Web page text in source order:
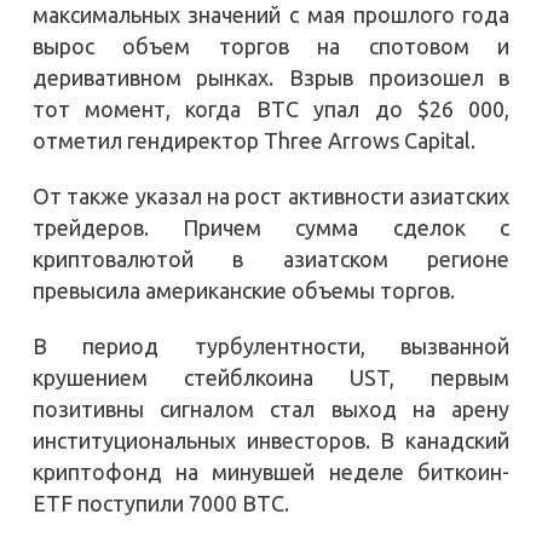
максимальных значений с мая прошлого года
вырос объем торгов на спотовом и
деривативном рынках. Взрыв произошел в
тот момент, когда BTC упал до $26 000,
отметил гендиректор Three Arrows Capital.
От также указал на рост активности азиатских
трейдеров. Причем сумма сделок с
криптовалютой в азиатском регионе
превысила американские объемы торгов.
В период турбулентности, вызванной
крушением стейблкоина UST, первым
позитивны сигналом стал выход на арену
институциональных инвесторов. В канадский
криптофонд на минувшей неделе биткоин-
ETF поступили 7000 BTC.